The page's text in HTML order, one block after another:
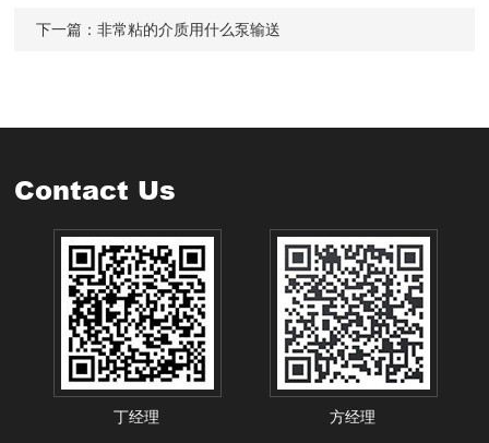
下一篇：非常粘的介质用什么泵输送
Contact Us
丁经理 方经理